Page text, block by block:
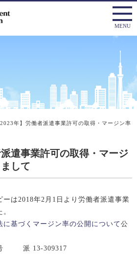
2023年】労働者派遣事業許可の取得・マージン率
派遣事業許可の取得・マージ
して
は2018年2月1日より労働者派遣事業
に基づくマージン率の公開について公
号 派 13-309317